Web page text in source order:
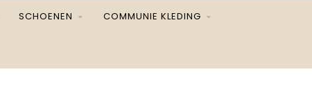
SCHOENEN COMMUNIE KLEDING